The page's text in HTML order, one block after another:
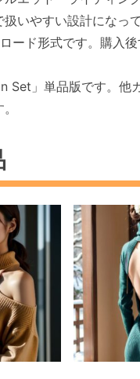
いやすい設計になって
ード形式です。購入
Set」単品版です。他